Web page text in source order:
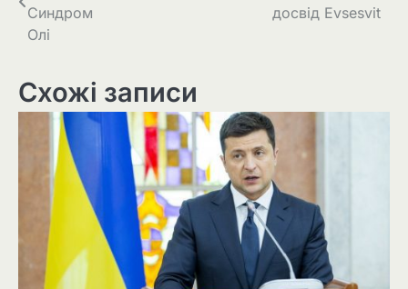
записів
Синдром
Олі
досвід Evsesvit
Схожі записи